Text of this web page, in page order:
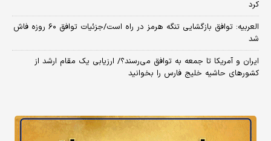
کرد
العربیه: توافق بازگشایی تنگه هرمز در راه است/جزئیات توافق ۶۰ روزه فاش
شد
ایران و آمریکا تا جمعه به توافق می‌رسند؟/ ارزیابی یک مقام ارشد از
کشورهای حاشیه خلیج فارس را بخوانید